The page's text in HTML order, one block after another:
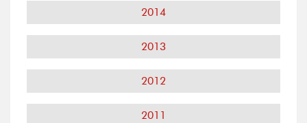
2014
2013
2012
2011